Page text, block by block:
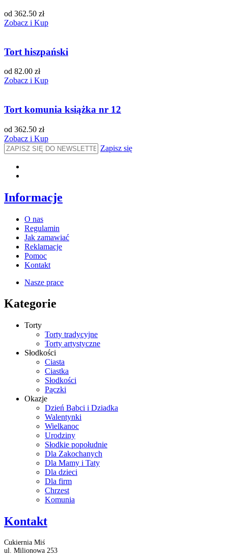
od 362.50 zł
Zobacz i Kup
Tort hiszpański
od 82.00 zł
Zobacz i Kup
Tort komunia książka nr 12
od 362.50 zł
Zobacz i Kup
Zapisz się
Informacje
O nas
Regulamin
Jak zamawiać
Reklamacje
Pomoc
Kontakt
Nasze prace
Kategorie
Torty
Torty tradycyjne
Torty artystyczne
Słodkości
Ciasta
Ciastka
Słodkości
Pączki
Okazje
Dzień Babci i Dziadka
Walentynki
Wielkanoc
Urodziny
Słodkie popołudnie
Dla Zakochanych
Dla Mamy i Taty
Dla dzieci
Dla firm
Chrzest
Komunia
Kontakt
Cukiernia Miś
ul. Milionowa 253